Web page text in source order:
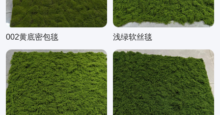
002黄底密包毯 浅绿软丝毯